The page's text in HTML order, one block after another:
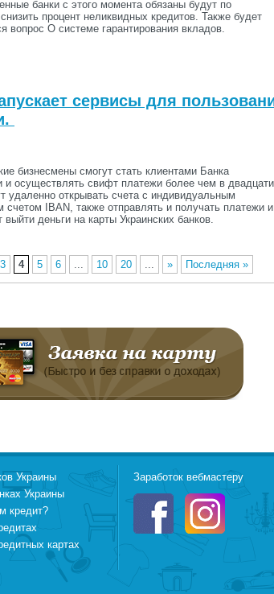
банки с этого момента обязаны будут по
процент неликвидных кредитов. Также будет
вопрос О системе гарантирования вкладов.
сервисы для
бизнесмены смогут стать клиентами Банка
и осуществлять свифт платежи более чем в двадцати
удаленно открывать счета с индивидуальным
IBAN, также отправлять и получать платежи и
выйти деньги на карты Украинских банков.
3 4 5 6 ... 10 20 ... » Последняя »
Украины
Украины
кредит?
картах
Заработок вебмастеру